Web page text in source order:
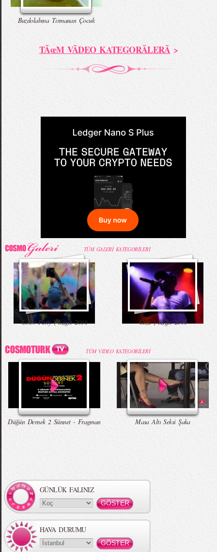
Buzdolabına Tırmanan Çocuk
TÃœM VÃDEO KATEGORÃLERÃ>
TÜM GALERİ KATEGORİLERİ
Color Party | Sziget 2016 Ceza | Sziget 2016
TÜM VIDEO KATEGORİLERİ
Düğün Dernek 2 Sünnet - Fragman Masa Altı Seksi Şaka
GÜNLÜK FALINIZ
HAVA DURUMU